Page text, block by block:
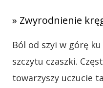
» Zwyrodnienie
Ból od szyi w górę ku
szczytu czaszki.
towarzyszy uczucie